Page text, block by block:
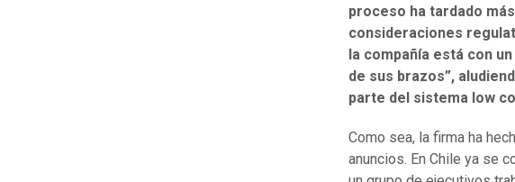
proceso ha tardado
consideraciones
la compañía está con
de sus brazos”,
parte del sistema low
Como sea, la firma ha
anuncios. En Chile ya se